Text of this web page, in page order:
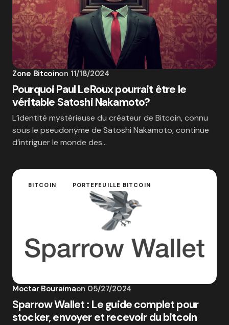
Zone Bitcoinon 11/18/2024
Pourquoi Paul LeRoux pourrait être le
véritable Satoshi Nakamoto?
L’identité mystérieuse du créateur de Bitcoin, connu
sous le pseudonyme de Satoshi Nakamoto, continue
d’intriguer le monde des…
BITCOIN PORTEFEUILLE BITCOIN
Moctar Bouraimaon 05/27/2024
Sparrow Wallet : Le guide complet pour
stocker, envoyer et recevoir du bitcoin